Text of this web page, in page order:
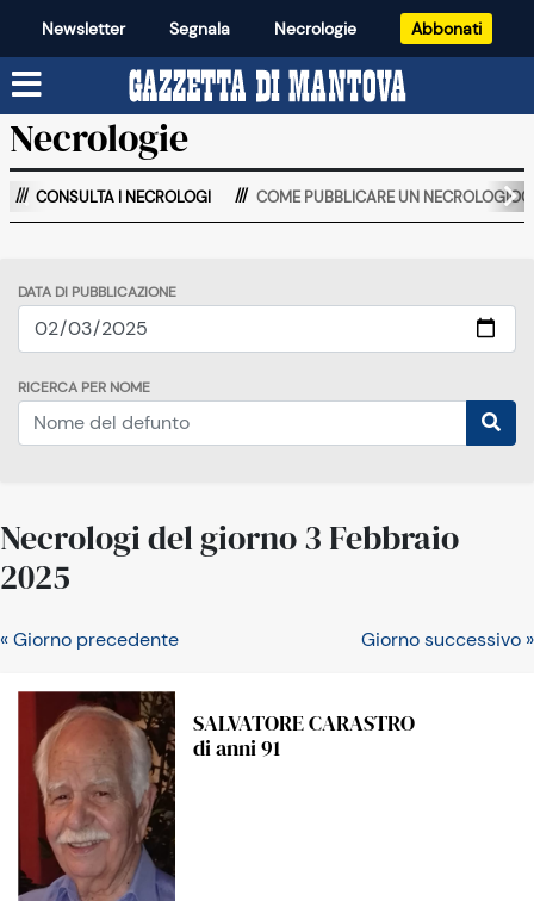
Newsletter Segnala Necrologie Abbonati
Necrologie
CONSULTA I NECROLOGI COME PUBBLICARE UN NECROLOGIOO
DATA DI PUBBLICAZIONE
RICERCA PER NOME
Necrologi del giorno 3 Febbraio
2025
« Giorno precedente Giorno successivo »
SALVATORE CARASTRO
di anni 91